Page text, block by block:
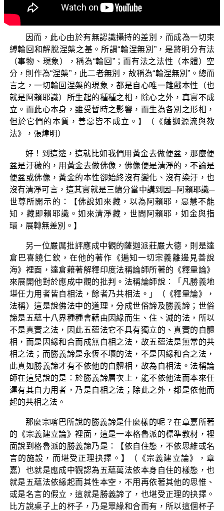
本、俱生的無明。而一旦認識把握了自心實相，由無明所
生的種種輪迴現象就會解脫，消融於法界，獲得涅槃。
因而，此心由於有無認識攝持的差別，而成為一切束
縛輪回和解脫涅槃之基。所謂“輪涅無別”，是將明分有法
（事物、現象），稱為“輪回”；而有法之法性（本體）空
分，則作為“涅槃”，此二者無別，故稱為“輪涅無別”。總而
言之，一切輪回涅槃的現象，都是自心唯一離戲本性（也
就是阿賴耶識）所生起的種種之相，除心之外，真實不成
立。而此心本身，雖受暫時之影響，而生為各別之形相，
但於它們的本質，善惡皆不成立。】（《薩迦源流與教
法》，張煒明）
好！到這邊，這就比如我們用黃金去做便盆，那麼便
盆是汙穢的，用黃金去做佛像，佛像便是清淨的，不論是
便盆或佛像，黃金的本性卻始終沒有變化、沒有染汙，也
沒有清淨可言，這其實就是三續分當中講到因─阿賴耶識─
世尊所開示的：【佛說如來藏，以為阿賴耶，惡慧不能
知，藏即賴耶識。如來清淨藏，世間阿賴耶，如金與指
環，展轉無差別。】
另一位嚴厲批評應成中觀的薩迦派莊嚴大德，則是達
倉巴喜饒仁欽，在他的著作《遍知一切宗義離邊見善說
海》裡面，達倉藉著解釋印度法稱論師所著的《釋量論》
來展開他對於應成中觀的批判。法稱論師說︰「凡勝義地
堪任力用者皆自相法，餘者乃共相法。」（《釋量論》，
法稱）這是說佛法中的道理，分成世俗諦及勝義諦；世俗
諦是五蘊十八界種種會藉由因緣而生、住、滅的法，所以
不是真實之法，因此五蘊法它不具有獨立的、真實的自體
相，而是因緣和合而成無自相之法，故五蘊法是無常的共
相之法；而勝義諦是永恆不壞的法，不是因緣和合之法，
此真如勝義諦才有不依他的自體相，故為自相法。法稱論
師在這兒說的是：於勝義諦層次上，能不依他法而本來任
運有其自力用者，乃是自相之法；除此之外，都是依他而
起的共相之法。
那麼宗喀巴所說的勝義諦是什麼樣的呢？在章嘉所著
的《宗義建立論》裡面，這是一本格魯派的標準教材，裡
面說到格魯派的勝義諦乃是：【依自住態，不依思維或名
言的施設，而堪受正理抉擇。】（《宗義建立論》，章
嘉）也就是應成中觀認為五蘊萬法依本身自住的樣態，也
就是五蘊法依緣起而其性本空，不用再依著其他的思惟、
或是名言的假立，這就是勝義諦了，也堪受正理的抉擇。
比方說桌子上的杯子，乃是眾緣和合而有，所以這個杯子